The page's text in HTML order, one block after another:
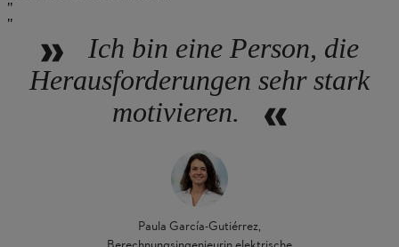
Ich bin eine Person, die
Herausforderungen sehr stark
motivieren.
Paula García-Gutiérrez,